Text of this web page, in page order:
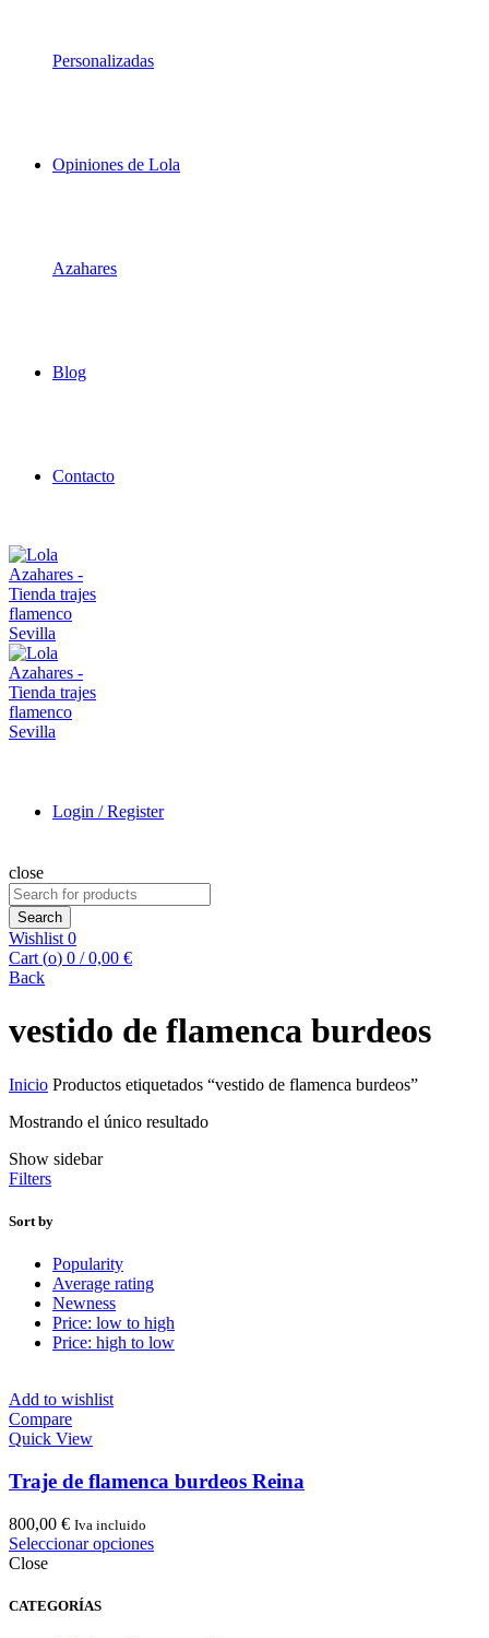
Personalizadas
Opiniones de Lola
Azahares
Blog
Contacto
Login / Register
close
Search
for:
Search
Wishlist 0
Cart (o) 0 / 0,00 €
Back
vestido de flamenca burdeos
Inicio Productos etiquetados “vestido de flamenca burdeos”
Mostrando el único resultado
Show sidebar
Filters
Sort by
Popularity
Average rating
Newness
Price: low to high
Price: high to low
Add to wishlist
Compare
Quick View
Traje de flamenca burdeos Reina
800,00 € Iva incluido
Seleccionar opcionesEste
Close
CATEGORÍAS